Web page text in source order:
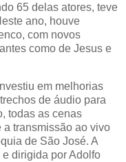
65 delas atores, teve
ano, houve
com novos
como de Jesus e
em melhorias
de áudio para
todas as cenas
a transmissão ao vivo
de São José. A
dirigida por Adolfo